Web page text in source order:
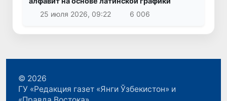
25 июля 2026, 09:22
6 006
© 2026
ГУ «Редакция газет «Янги Ўзбекистон» и